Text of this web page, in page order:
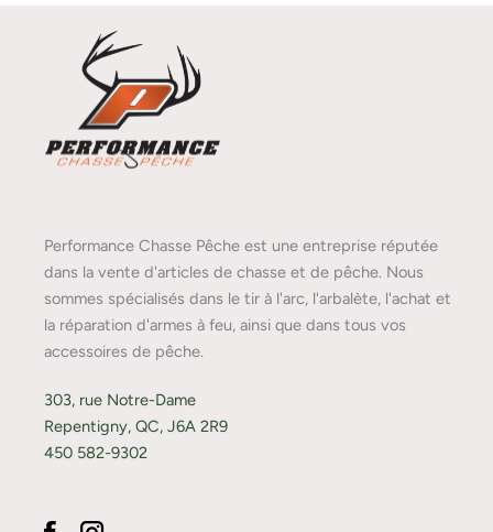
Performance Chasse Pêche est une entreprise réputée
dans la vente d'articles de chasse et de pêche. Nous
sommes spécialisés dans le tir à l'arc, l'arbalète, l'achat et
la réparation d'armes à feu, ainsi que dans tous vos
accessoires de pêche.
303, rue Notre-Dame
Repentigny, QC, J6A 2R9
450 582-9302